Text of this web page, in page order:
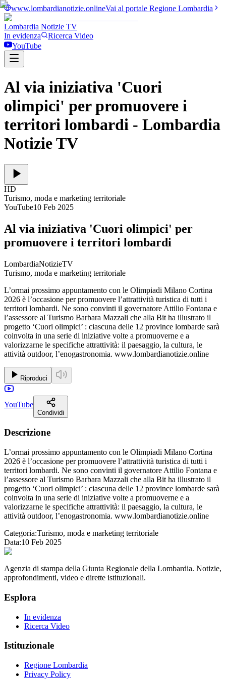
www.lombardianotizie.onlineVai al portale Regione Lombardia
Lombardia Notizie TV
In evidenza
Ricerca Video
YouTube
Al via iniziativa 'Cuori
olimpici' per promuovere i
territori lombardi - Lombardia
Notizie TV
HD
Turismo, moda e marketing territoriale
YouTube10 Feb 2025
Al via iniziativa 'Cuori olimpici' per
promuovere i territori lombardi
LombardiaNotizieTV
Turismo, moda e marketing territoriale
L’ormai prossimo appuntamento con le Olimpiadi Milano Cortina
2026 è l’occasione per promuovere l’attrattività turistica di tutti i
territori lombardi. Ne sono convinti il governatore Attilio Fontana e
l’assessore al Turismo Barbara Mazzali che alla Bit ha illustrato il
progetto ‘Cuori olimpici’ : ciascuna delle 12 province lombarde sarà
coinvolta in una serie di iniziative volte a promuoverne e a
valorizzarne le specifiche attrattività: il paesaggio, la cultura, le
attività outdoor, l’enogastronomia. www.lombardianotizie.online
Riproduci
YouTube
Condividi
Descrizione
L’ormai prossimo appuntamento con le Olimpiadi Milano Cortina
2026 è l’occasione per promuovere l’attrattività turistica di tutti i
territori lombardi. Ne sono convinti il governatore Attilio Fontana e
l’assessore al Turismo Barbara Mazzali che alla Bit ha illustrato il
progetto ‘Cuori olimpici’ : ciascuna delle 12 province lombarde sarà
coinvolta in una serie di iniziative volte a promuoverne e a
valorizzarne le specifiche attrattività: il paesaggio, la cultura, le
attività outdoor, l’enogastronomia. www.lombardianotizie.online
Categoria:Turismo, moda e marketing territoriale
Data:10 Feb 2025
Agenzia di stampa della Giunta Regionale della Lombardia. Notizie,
approfondimenti, video e dirette istituzionali.
Esplora
In evidenza
Ricerca Video
Istituzionale
Regione Lombardia
Privacy Policy